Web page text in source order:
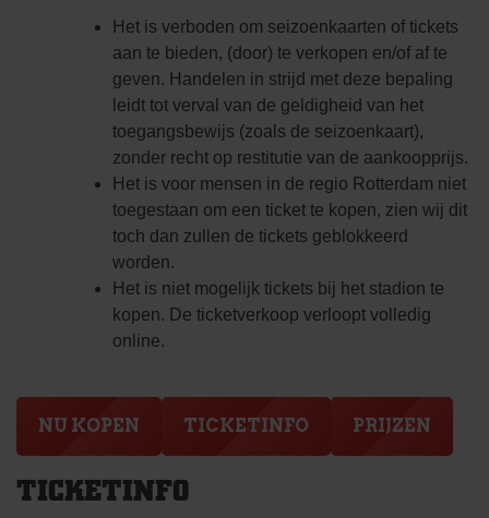
Het is verboden om seizoenkaarten of tickets
aan te bieden, (door) te verkopen en/of af te
geven. Handelen in strijd met deze bepaling
leidt tot verval van de geldigheid van het
toegangsbewijs (zoals de seizoenkaart),
zonder recht op restitutie van de aankoopprijs.
Het is voor mensen in de regio Rotterdam niet
toegestaan om een ticket te kopen, zien wij dit
toch dan zullen de tickets geblokkeerd
worden.
Het is niet mogelijk tickets bij het stadion te
kopen. De ticketverkoop verloopt volledig
online.
NU KOPEN TICKETINFO PRIJZEN
TICKETINFO